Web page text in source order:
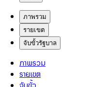
ภาพรวม
รายเขต
จับขั้วรัฐบาล
ภาพรวม
รายเขต